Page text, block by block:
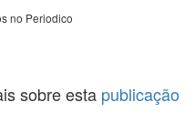
no Periodico
sobre esta publicação